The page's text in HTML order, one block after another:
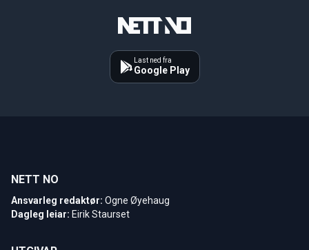
Last ned fra
Google Play
NETT NO
Ansvarleg redaktør: Ogne Øyehaug
Dagleg leiar: Eirik Staurset